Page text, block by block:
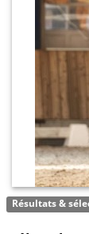
Résultats &